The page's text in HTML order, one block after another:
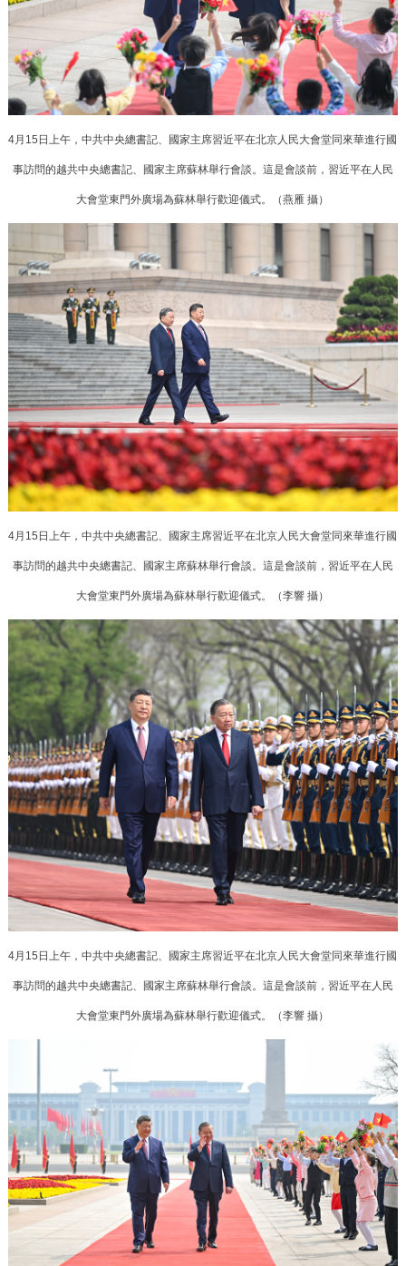
4月15日上午，中共中央總書記、國家主席習近平在北京人民大會堂同來華進行國
事訪問的越共中央總書記、國家主席蘇林舉行會談。這是會談前，習近平在人民
大會堂東門外廣場為蘇林舉行歡迎儀式。（燕雁 攝）
4月15日上午，中共中央總書記、國家主席習近平在北京人民大會堂同來華進行國
事訪問的越共中央總書記、國家主席蘇林舉行會談。這是會談前，習近平在人民
大會堂東門外廣場為蘇林舉行歡迎儀式。（李響 攝）
4月15日上午，中共中央總書記、國家主席習近平在北京人民大會堂同來華進行國
事訪問的越共中央總書記、國家主席蘇林舉行會談。這是會談前，習近平在人民
大會堂東門外廣場為蘇林舉行歡迎儀式。（李響 攝）